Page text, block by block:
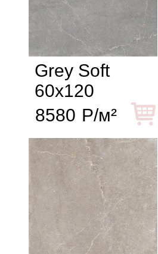
Grey Soft
60x120
8580 Р/м²